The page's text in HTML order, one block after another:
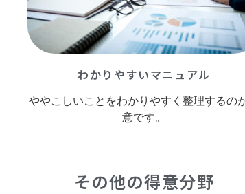
わかりやすいマニュアル
ややこしいことをわかりやすく整理するの
意です。
その他の得意分野